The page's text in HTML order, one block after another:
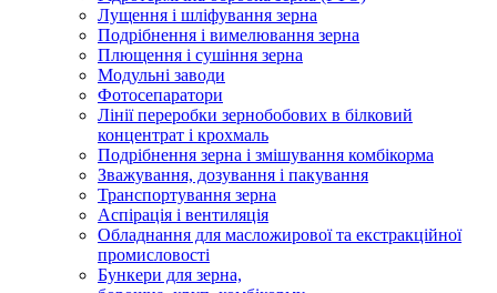
Лущення і шліфування зерна
Подрібнення і вимелювання зерна
Плющення і сушіння зерна
Модульні заводи
Фотосепаратори
Лінії переробки зернобобових в білковий
концентрат і крохмаль
Подрібнення зерна і змішування комбікорма
Зважування, дозування і пакування
Транспортування зерна
Аспірація і вентиляція
Обладнання для масложирової та екстракційної
промисловості
Бункери для зерна,